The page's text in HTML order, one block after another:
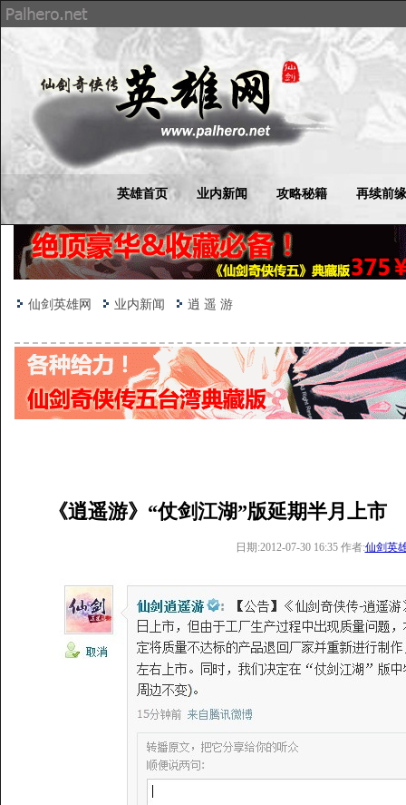
英雄首页 业内新闻 攻略秘籍 再续前缘
仙剑英雄网 业内新闻 逍 遥 游
《逍遥游》“仗剑江湖”版延期半月上
日期:2012-07-30 16:35 作者:仙剑英